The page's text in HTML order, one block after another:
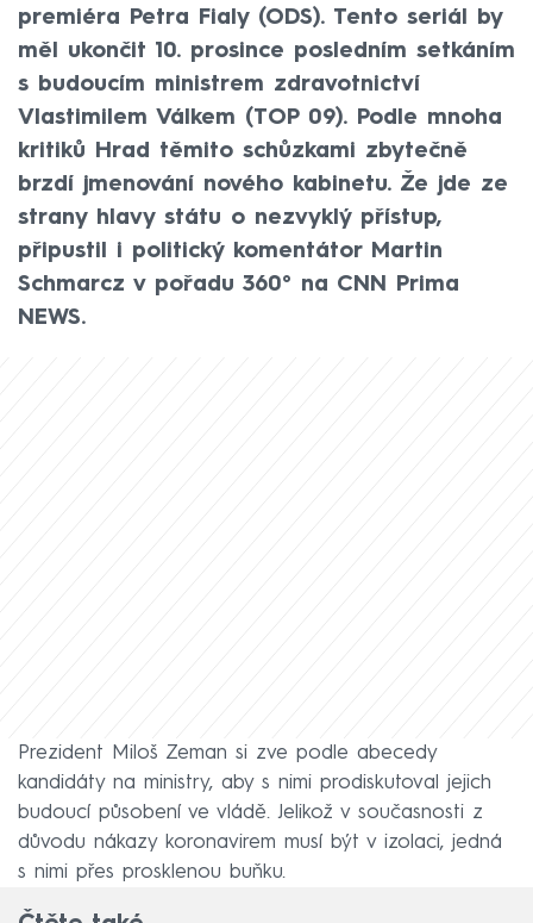
premiéra Petra Fialy (ODS). Tento seriál by
měl ukončit 10. prosince posledním setkáním
s budoucím ministrem zdravotnictví
Vlastimilem Válkem (TOP 09). Podle mnoha
kritiků Hrad těmito schůzkami zbytečně
brzdí jmenování nového kabinetu. Že jde ze
strany hlavy státu o nezvyklý přístup,
připustil i politický komentátor Martin
Schmarcz v pořadu 360° na CNN Prima
NEWS.
Prezident Miloš Zeman si zve podle abecedy
kandidáty na ministry, aby s nimi prodiskutoval jejich
budoucí působení ve vládě. Jelikož v současnosti z
důvodu nákazy koronavirem musí být v izolaci, jedná
s nimi přes prosklenou buňku.